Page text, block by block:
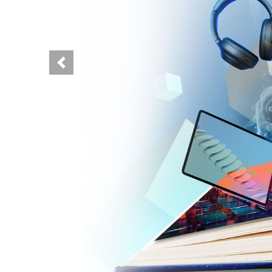
Previous